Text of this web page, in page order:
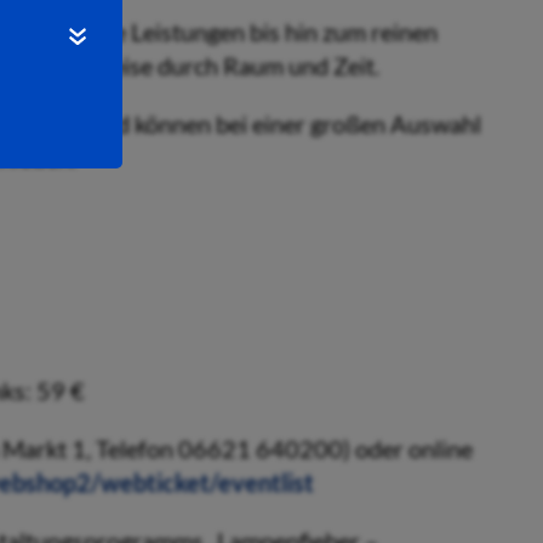
sportliche Leistungen bis hin zum reinen
Reise durch Raum und Zeit.
und können bei einer großen Auswahl
59 €
1, Telefon 06621 640200) oder online
webticket/eventlist